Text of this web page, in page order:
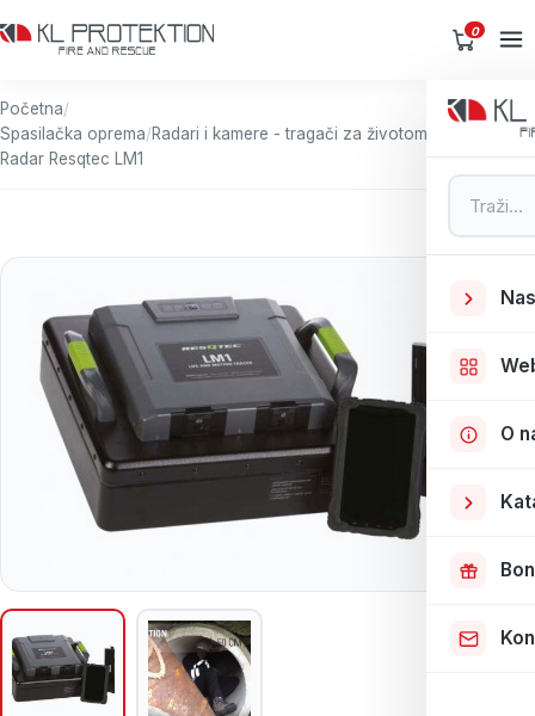
0
Pretraga
O
Početna/
Spasilačka oprema/Radari i kamere - tragači za životom
Radar Resqtec LM1